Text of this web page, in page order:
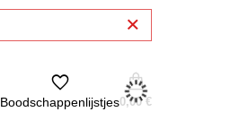
Boodschappenlijstjes0,00 €